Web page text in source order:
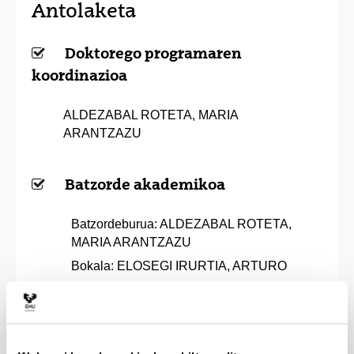
Antolaketa
Doktorego programaren
koordinazioa
ALDEZABAL ROTETA, MARIA
ARANTZAZU
Batzorde akademikoa
Batzordeburua: ALDEZABAL ROTETA,
MARIA ARANTZAZU
Bokala: ELOSEGI IRURTIA, ARTURO